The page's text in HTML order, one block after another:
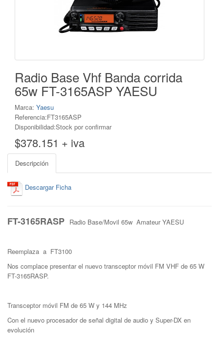
Radio Base Vhf Banda corrida
65w FT-3165ASP YAESU
Marca: Yaesu
Referencia:FT3165ASP
Disponibilidad:Stock por confirmar
$378.151 + iva
Descripción
Descargar Ficha
FT-3165RASP Radio Base/Movil 65w Amateur YAESU
Reemplaza a FT3100
Nos complace presentar el nuevo transceptor móvil FM VHF de 65 W
FT-3165RASP.
Transceptor móvil FM de 65 W y 144 MHz
Con el nuevo procesador de señal digital de audio y Super-DX en
evolución